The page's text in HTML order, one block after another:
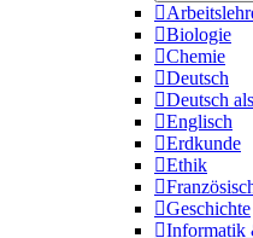

Biologie
Chemie
Deutsch
Deutsch
Englisch
Erdkunde
Ethik

Geschichte
Informatik